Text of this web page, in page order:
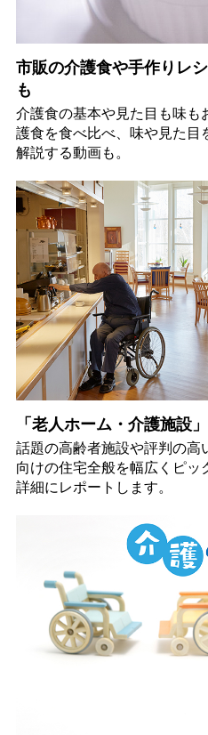
市販の介護食や手作りレ
も
介護食の基本や見た目も味も
護食を食べ比べ、味や見た目
解説する動画も。
「老人ホーム・介護施設
話題の高齢者施設や評判の高
向けの住宅全般を幅広くピッ
詳細にレポートします。